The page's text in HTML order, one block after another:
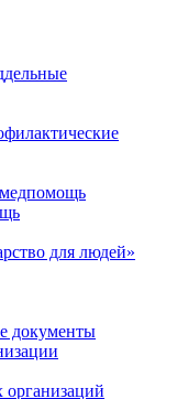
для людей»
документы